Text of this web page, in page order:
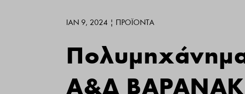
ΙΑΝ 9, 2024 | ΠΡΟΪΌΝΤΑ
Α&Δ